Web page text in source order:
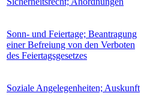
Sonn- und Feiertage; Beantragung
einer Befreiung von den Verboten
des Feiertagsgesetzes
Soziale Angelegenheiten; Auskunft